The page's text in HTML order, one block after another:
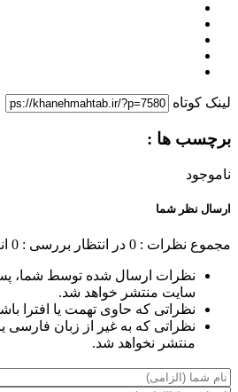
لینک کوتاه
برچسب ها :
ناموجود
ارسال نظر شما
مجموع نظرات : 0 در انتظار بررسی : 0
نظرات ارسال شده توسط شما، پس
سایت منتشر خواهد شد.
نظراتی که حاوی تهمت یا افترا
نظراتی که به غیر از زبان فارسی
منتشر نخواهد شد.